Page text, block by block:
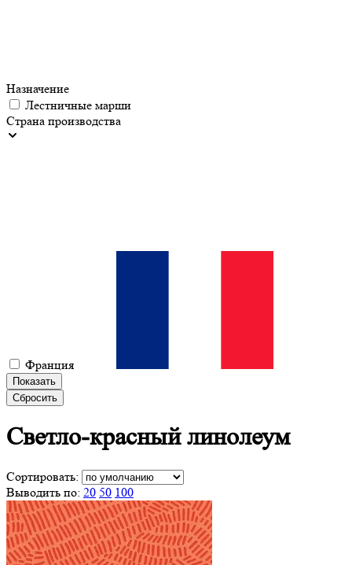
Назначение
Лестничные марши
Страна производства
Франция
Показать
Сбросить
Светло-красныйлинолеум
Сортировать:
Выводить по: 20 50 100